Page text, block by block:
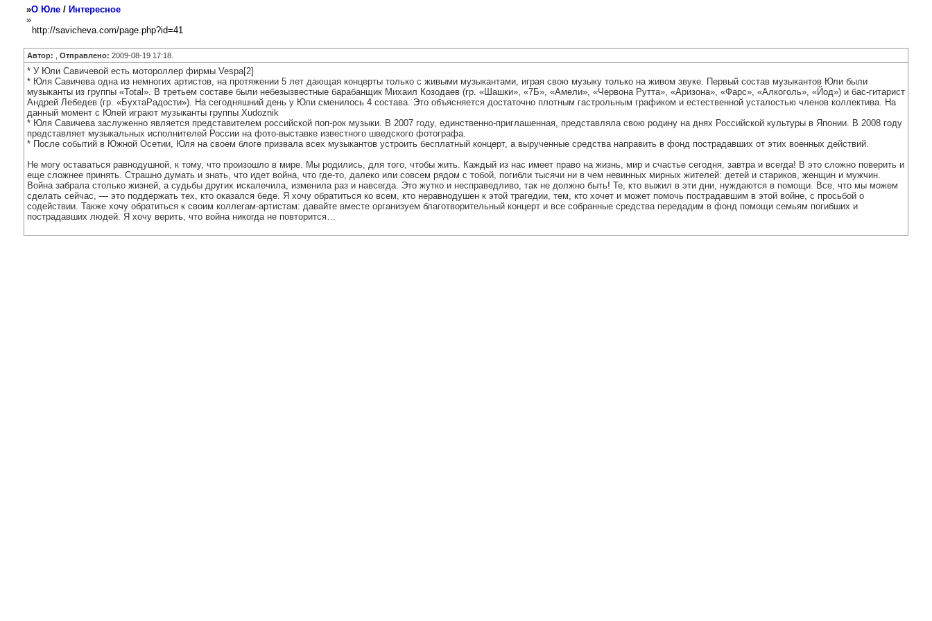
»О Юле / Интересное
»
http://savicheva.com/page.php?id=41
Автор: Отправлено: 2009-08-19 17:18.
* У Юли Савичевой есть мотороллер фирмы Vespa[2]
* Юля Савичева одна из немногих артистов, на протяжении 5 лет дающая концерты только с живыми музыкантами, играя свою музыку только на живом звуке. Первый состав музыкантов Юли были
музыканты из группы «Total». В третьем составе были небезызвестные барабанщик Михаил Козодаев (гр. «Шашки», «7Б», «Амели», «Червона Рутта», «Аризона», «Фарс», «Алкоголь», «Йод») и бас-гитарист
Андрей Лебедев (гр. «БухтаРадости»). На сегодняшний день у Юли сменилось 4 состава. Это объясняется достаточно плотным гастрольным графиком и естественной усталостью членов коллектива. На
данный момент с Юлей играют музыканты группы Xudoznik
* Юля Савичева заслуженно является представителем российской поп-рок музыки. В 2007 году, единственно-приглашенная, представляла свою родину на днях Российской культуры в Японии. В 2008 году
представляет музыкальных исполнителей России на фото-выставке известного шведского фотографа.
* После событий в Южной Осетии, Юля на своем блоге призвала всех музыкантов устроить бесплатный концерт, а вырученные средства направить в фонд пострадавших от этих военных действий.
Не могу оставаться равнодушной, к тому, что произошло в мире. Мы родились, для того, чтобы жить. Каждый из нас имеет право на жизнь, мир и счастье сегодня, завтра и всегда! В это сложно поверить и
еще сложнее принять. Страшно думать и знать, что идет война, что где-то, далеко или совсем рядом с тобой, погибли тысячи ни в чем невинных мирных жителей: детей и стариков, женщин и мужчин.
Война забрала столько жизней, а судьбы других искалечила, изменила раз и навсегда. Это жутко и несправедливо, так не должно быть! Те, кто выжил в эти дни, нуждаются в помощи. Все, что мы можем
сделать сейчас, — это поддержать тех, кто оказался беде. Я хочу обратиться ко всем, кто неравнодушен к этой трагедии, тем, кто хочет и может помочь пострадавшим в этой войне, с просьбой о
содействии. Также хочу обратиться к своим коллегам-артистам: давайте вместе организуем благотворительный концерт и все собранные средства передадим в фонд помощи семьям погибших и
пострадавших людей. Я хочу верить, что война никогда не повторится…